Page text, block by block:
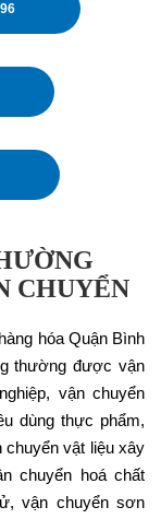
CHUYỂN
hóa Quận Bình
thường được vận
vận chuyển
dùng thực phẩm,
chuyển vật liệu xây
chuyển hoá chất
vận chuyển sơn